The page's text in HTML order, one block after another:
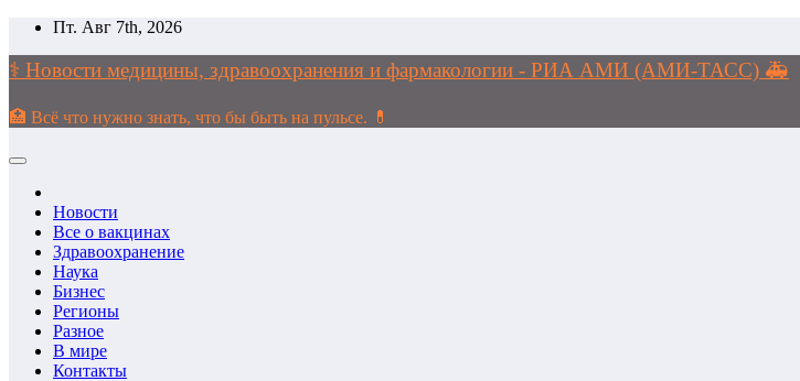
Перейти
содержимому
Пт. Авг 7th, 2026
⚕️ Новости медицины, здравоохранения и фармакологии - РИА АМИ (АМИ-ТАСС) 🚑
🏥 Всё что нужно знать, что бы быть на пульсе. 💊
Новости
Все о вакцинах
Здравоохранение
Наука
Бизнес
Регионы
Разное
В мире
Контакты